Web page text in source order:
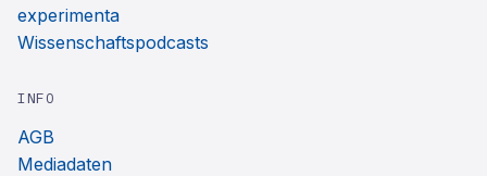
experimenta
Wissenschaftspodcasts
INFO
AGB
Mediadaten